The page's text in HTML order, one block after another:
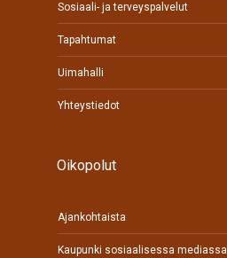
Sosiaali- ja terveyspalvelut
Tapahtumat
Uimahalli
Yhteystiedot
Oikopolut
Ajankohtaista
Kaupunki sosiaalisessa mediassa